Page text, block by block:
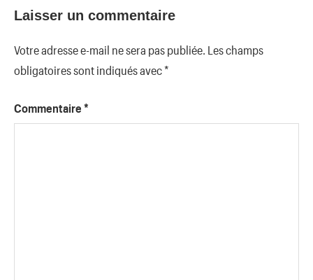
Laisser un commentaire
Votre adresse e-mail ne sera pas publiée. Les champs
obligatoires sont indiqués avec*
Commentaire *